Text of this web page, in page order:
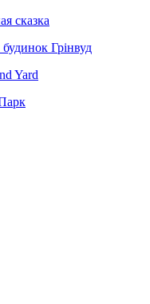
сказка
Грінвуд
Yard